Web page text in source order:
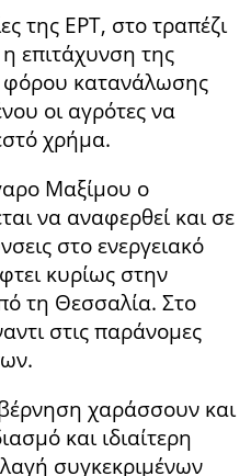
της ΕΡΤ, στο τραπέζι
επιτάχυνση της
φόρου κατανάλωσης
οι αγρότες να
χρήμα.
Μαξίμου ο
να αναφερθεί και σε
στο ενεργειακό
κυρίως στην
τη Θεσσαλία. Στο
στις παράνομες
χαράσσουν και
και ιδιαίτερη
συγκεκριμένων